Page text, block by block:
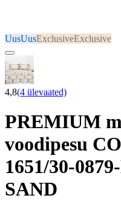
UusUusExclusiveExclusive
4,8(4 ülevaated)
PREMIUM
voodipesu
1651/30-
SAND